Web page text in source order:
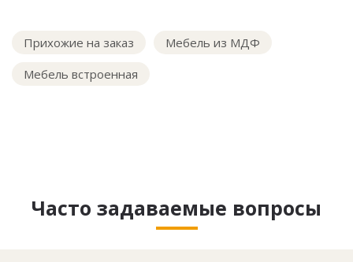
Прихожие на заказ
Мебель из МДФ
Мебель встроенная
Часто задаваемые вопросы